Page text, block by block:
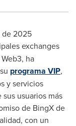
de 2025
exchanges
ha
programa VIP,
y servicios
usuarios más
de BingX de
con un